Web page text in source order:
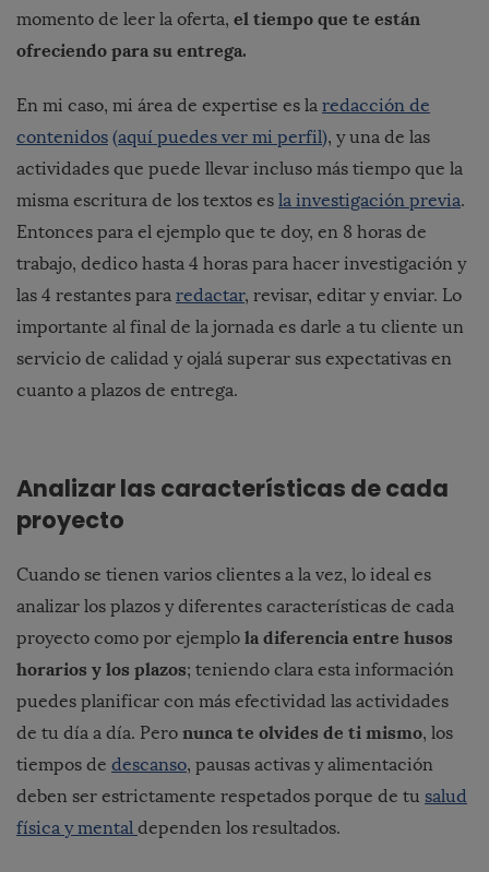
momento de leer la oferta, el tiempo que te están
ofreciendo para su entrega.
En mi caso, mi área de expertise es la redacción de
contenidos (aquí puedes ver mi perfil), y una de las
actividades que puede llevar incluso más tiempo que la
misma escritura de los textos es la investigación previa.
Entonces para el ejemplo que te doy, en 8 horas de
trabajo, dedico hasta 4 horas para hacer investigación y
las 4 restantes para redactar, revisar, editar y enviar. Lo
importante al final de la jornada es darle a tu cliente un
servicio de calidad y ojalá superar sus expectativas en
cuanto a plazos de entrega.
Analizar las características de cada
proyecto
Cuando se tienen varios clientes a la vez, lo ideal es
analizar los plazos y diferentes características de cada
proyecto como por ejemplo la diferencia entre husos
horarios y los plazos; teniendo clara esta información
puedes planificar con más efectividad las actividades
de tu día a día. Pero nunca te olvides de ti mismo, los
tiempos de descanso, pausas activas y alimentación
deben ser estrictamente respetados porque de tu salud
física y mental dependen los resultados.